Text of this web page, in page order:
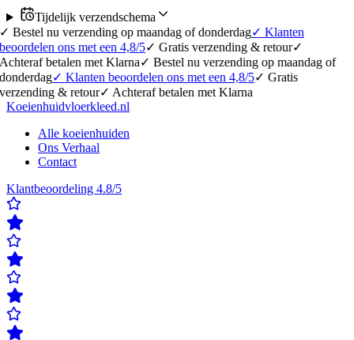
Tijdelijk verzendschema
nu verzending op maandag of donderdag✓Klanten
ons met een 4,8/5✓Gratis verzending & retour✓
betalen met Klarna✓Bestel nu verzending op maandag of
✓Klanten beoordelen ons met een 4,8/5✓Gratis
& retour✓Achteraf betalen met Klarna
Koeienhuidvloerkleed.nl
Alle koeienhuiden
Ons Verhaal
Contact
Klantbeoordeling 4.8/5